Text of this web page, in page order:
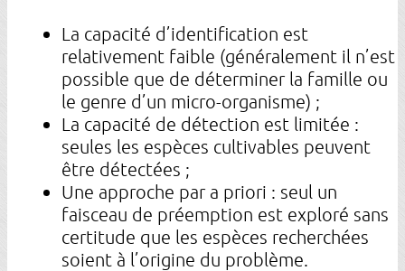
La capacité d’identification est
relativement faible (généralement il n’est
possible que de déterminer la famille ou
le genre d’un micro-organisme) ;
La capacité de détection est limitée :
seules les espèces cultivables peuvent
être détectées ;
Une approche par a priori : seul un
faisceau de préemption est exploré sans
certitude que les espèces recherchées
soient à l’origine du problème.